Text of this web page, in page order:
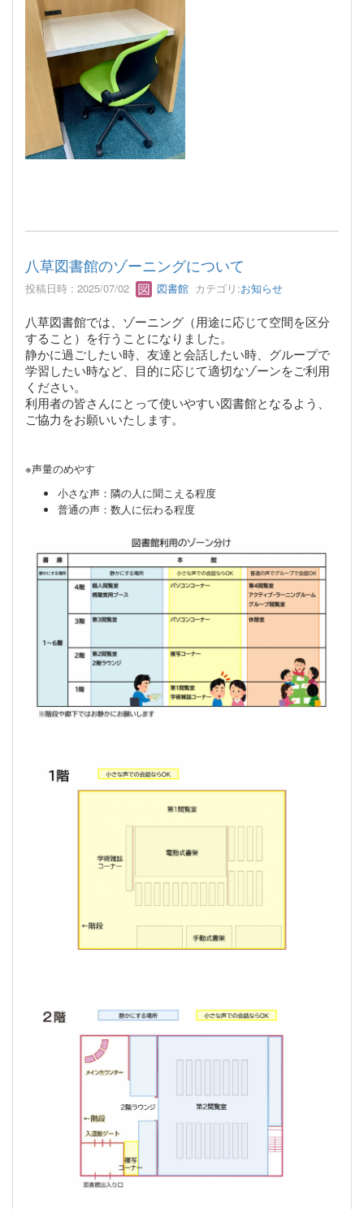
八草図書館のゾーニングについて
投稿日時 : 2025/07/02 図書館 カテゴリ:お知らせ
八草図書館では、ゾーニング（用途に応じて空間を区分
すること）を行うことになりました。
静かに過ごしたい時、友達と会話したい時、グループで
学習したい時など、目的に応じて適切なゾーンをご利用
ください。
利用者の皆さんにとって使いやすい図書館となるよう、
ご協力をお願いいたします。
※声量のめやす
小さな声：隣の人に聞こえる程度
普通の声：数人に伝わる程度